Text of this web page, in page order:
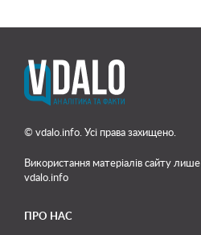
© vdalo.info. Усі права захищено.
Використання матеріалів сайту лише
vdalo.info
ПРО НАС